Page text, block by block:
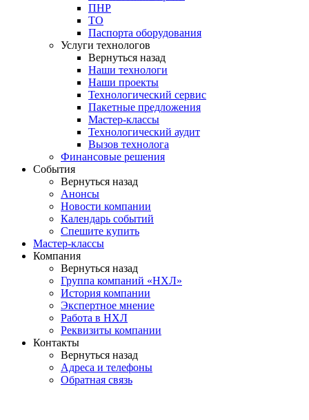
ПНР
ТО
Паспорта оборудования
Услуги технологов
Вернуться назад
Наши технологи
Наши проекты
Технологический сервис
Пакетные предложения
Мастер-классы
Технологический аудит
Вызов технолога
Финансовые решения
События
Вернуться назад
Анонсы
Новости компании
Календарь событий
Спешите купить
Мастер-классы
Компания
Вернуться назад
Группа компаний «НХЛ»
История компании
Экспертное мнение
Работа в НХЛ
Реквизиты компании
Контакты
Вернуться назад
Адреса и телефоны
Обратная связь